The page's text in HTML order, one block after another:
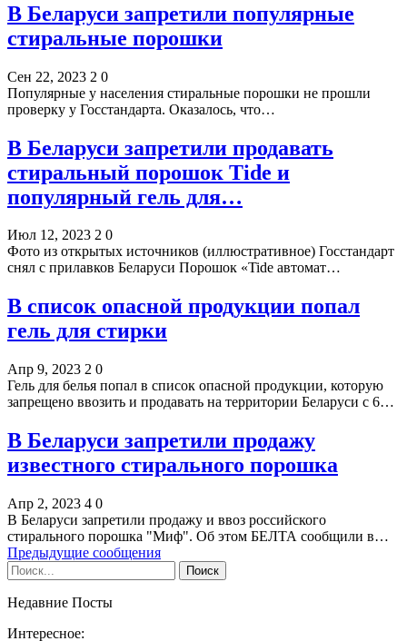
В Беларуси запретили популярные
стиральные порошки
Сен 22, 2023 2 0
Популярные у населения стиральные порошки не прошли
проверку у Госстандарта. Оказалось, что…
В Беларуси запретили продавать
стиральный порошок Tide и
популярный гель для…
Июл 12, 2023 2 0
Фото из открытых источников (иллюстративное) Госстандарт
снял с прилавков Беларуси Порошок «Tide автомат…
В список опасной продукции попал
гель для стирки
Апр 9, 2023 2 0
Гель для белья попал в список опасной продукции, которую
запрещено ввозить и продавать на территории Беларуси с 6…
В Беларуси запретили продажу
известного стирального порошка
Апр 2, 2023 4 0
В Беларуси запретили продажу и ввоз российского
стирального порошка "Миф". Об этом БЕЛТА сообщили в…
Предыдущие сообщения
Недавние Посты
Интересное: